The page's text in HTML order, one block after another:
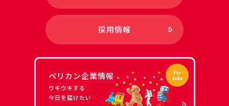
採用情報
ペリカン企業情報
ウキウキする
今日を届けたい